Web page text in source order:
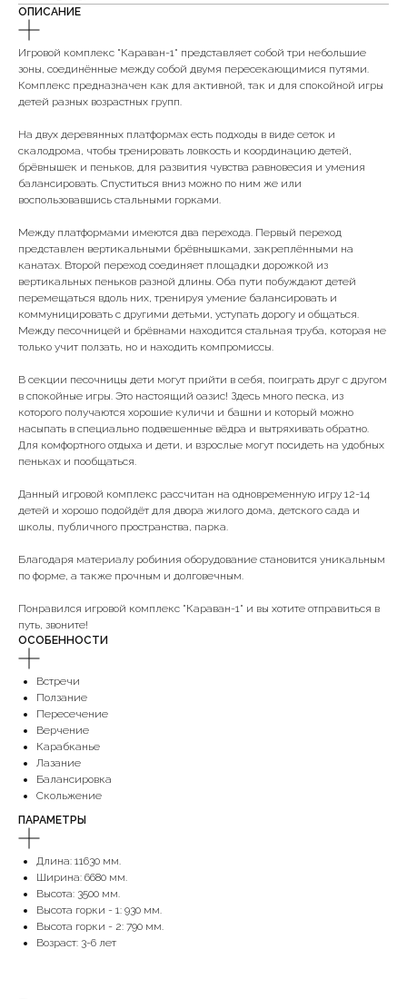
ОПИСАНИЕ
Игровой комплекс "Караван-1" представляет собой три небольшие
зоны, соединённые между собой двумя пересекающимися путями.
Комплекс предназначен как для активной, так и для спокойной игры
детей разных возрастных групп.
На двух деревянных платформах есть подходы в виде сеток и
скалодрома, чтобы тренировать ловкость и координацию детей,
брёвнышек и пеньков, для развития чувства равновесия и умения
балансировать. Спуститься вниз можно по ним же или
воспользовавшись стальными горками.
Между платформами имеются два перехода. Первый переход
представлен вертикальными брёвнышками, закреплёнными на
канатах. Второй переход соединяет площадки дорожкой из
вертикальных пеньков разной длины. Оба пути побуждают детей
перемещаться вдоль них, тренируя умение балансировать и
коммуницировать с другими детьми, уступать дорогу и общаться.
Между песочницей и брёвнами находится стальная труба, которая не
только учит ползать, но и находить компромиссы.
В секции песочницы дети могут прийти в себя, поиграть друг с другом
в спокойные игры. Это настоящий оазис! Здесь много песка, из
которого получаются хорошие куличи и башни и который можно
насыпать в специально подвешенные вёдра и вытряхивать обратно.
Для комфортного отдыха и дети, и взрослые могут посидеть на удобных
пеньках и пообщаться.
Данный игровой комплекс рассчитан на одновременную игру 12-14
детей и хорошо подойдёт для двора жилого дома, детского сада и
школы, публичного пространства, парка.
Благодаря материалу робиния оборудование становится уникальным
по форме, а также прочным и долговечным.
Понравился игровой комплекс "Караван-1" и вы хотите отправиться в
путь, звоните!
ОСОБЕННОСТИ
Встречи
Ползание
Пересечение
Верчение
Карабканье
Лазание
Балансировка
Скольжение
ПАРАМЕТРЫ
Длина: 11630 мм.
Ширина: 6680 мм.
Высота: 3500 мм.
Высота горки - 1: 930 мм.
Высота горки - 2: 790 мм.
Возраст: 3-6 лет